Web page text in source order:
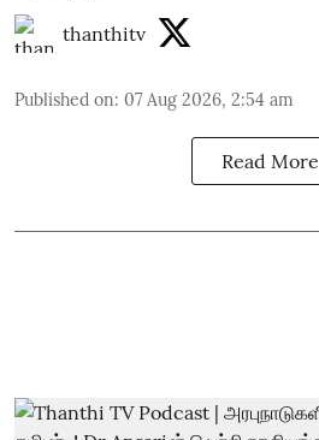
thanthitv
Published on: 07 Aug 2026, 2:54 am
Read More